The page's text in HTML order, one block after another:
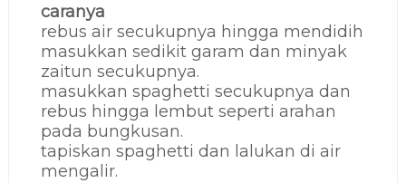
caranya
rebus air secukupnya hingga mendidih
masukkan sedikit garam dan minyak
zaitun secukupnya.
masukkan spaghetti secukupnya dan
rebus hingga lembut seperti arahan
pada bungkusan.
tapiskan spaghetti dan lalukan di air
mengalir.